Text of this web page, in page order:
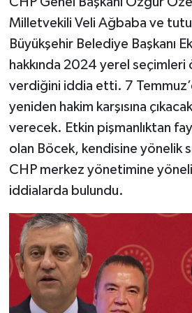
Milletvekili Veli Ağbaba ve
Büyükşehir Belediye Başkanı
hakkında 2024 yerel seçimleri
verdiğini iddia etti. 7
yeniden hakim karşısına
verecek. Etkin pişmanlıktan
olan Böcek, kendisine yönelik
CHP merkez yönetimine
iddialarda bulundu.